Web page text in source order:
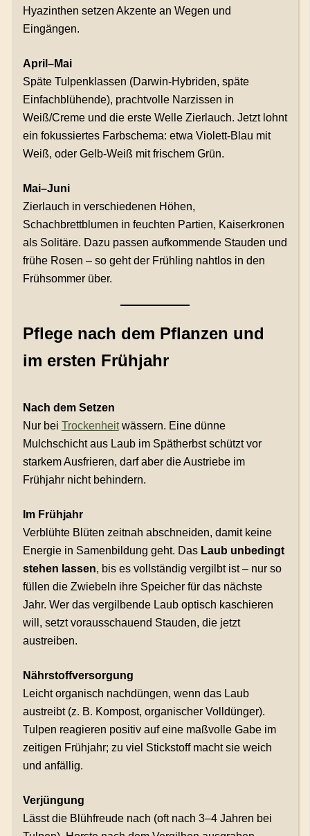
Hyazinthen setzen Akzente an Wegen und
Eingängen.
April–Mai
Späte Tulpenklassen (Darwin-Hybriden, späte
Einfachblühende), prachtvolle Narzissen in
Weiß/Creme und die erste Welle Zierlauch. Jetzt lohnt
ein fokussiertes Farbschema: etwa Violett-Blau mit
Weiß, oder Gelb-Weiß mit frischem Grün.
Mai–Juni
Zierlauch in verschiedenen Höhen,
Schachbrettblumen in feuchten Partien, Kaiserkronen
als Solitäre. Dazu passen aufkommende Stauden und
frühe Rosen – so geht der Frühling nahtlos in den
Frühsommer über.
Pflege nach dem Pflanzen und
im ersten Frühjahr
Nach dem Setzen
Nur bei Trockenheitwässern. Eine dünne
Mulchschicht aus Laub im Spätherbst schützt vor
starkem Ausfrieren, darf aber die Austriebe im
Frühjahr nicht behindern.
Im Frühjahr
Verblühte Blüten zeitnah abschneiden, damit keine
Energie in Samenbildung geht. Das Laub unbedingt
stehen lassen, bis es vollständig vergilbt ist – nur so
füllen die Zwiebeln ihre Speicher für das nächste
Jahr. Wer das vergilbende Laub optisch kaschieren
will, setzt vorausschauend Stauden, die jetzt
austreiben.
Nährstoffversorgung
Leicht organisch nachdüngen, wenn das Laub
austreibt (z. B. Kompost, organischer Volldünger).
Tulpen reagieren positiv auf eine maßvolle Gabe im
zeitigen Frühjahr; zu viel Stickstoff macht sie weich
und anfällig.
Verjüngung
Lässt die Blühfreude nach (oft nach 3–4 Jahren bei